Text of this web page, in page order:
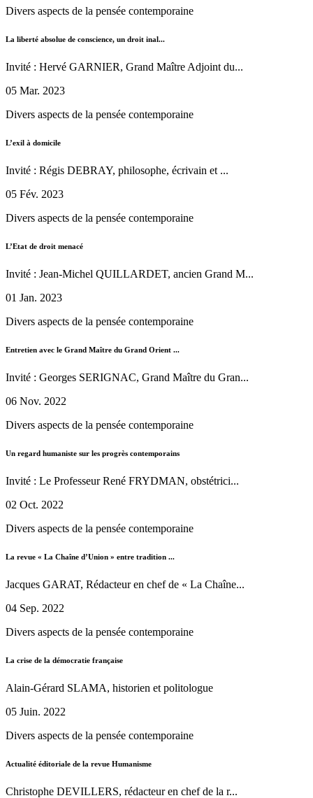
Divers aspects de la pensée contemporaine
La liberté absolue de conscience, un droit inal...
Invité : Hervé GARNIER, Grand Maître Adjoint du...
05 Mar. 2023
Divers aspects de la pensée contemporaine
L’exil à domicile
Invité : Régis DEBRAY, philosophe, écrivain et ...
05 Fév. 2023
Divers aspects de la pensée contemporaine
L’Etat de droit menacé
Invité : Jean-Michel QUILLARDET, ancien Grand M...
01 Jan. 2023
Divers aspects de la pensée contemporaine
Entretien avec le Grand Maître du Grand Orient ...
Invité : Georges SERIGNAC, Grand Maître du Gran...
06 Nov. 2022
Divers aspects de la pensée contemporaine
Un regard humaniste sur les progrès contemporains
Invité : Le Professeur René FRYDMAN, obstétrici...
02 Oct. 2022
Divers aspects de la pensée contemporaine
La revue « La Chaîne d’Union » entre tradition ...
Jacques GARAT, Rédacteur en chef de « La Chaîne...
04 Sep. 2022
Divers aspects de la pensée contemporaine
La crise de la démocratie française
Alain-Gérard SLAMA, historien et politologue
05 Juin. 2022
Divers aspects de la pensée contemporaine
Actualité éditoriale de la revue Humanisme
Christophe DEVILLERS, rédacteur en chef de la r...